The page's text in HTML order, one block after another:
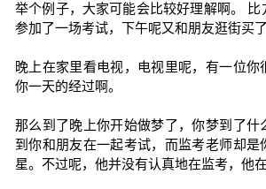
举个例子，大家可能会比较好理解啊。
参加了一场考试，下午呢又和朋友逛街买了
晚上在家里看电视，电视里呢，有一位你
你一天的经过啊。
那么到了晚上你开始做梦了，你梦到了什
到你和朋友在一起考试，而监考老师却是
星。不过呢，他并没有认真地在监考，他在